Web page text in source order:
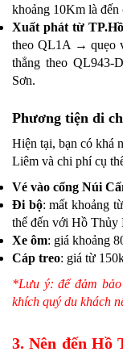
khoảng 10Km là đến
Xuất phát từ
theo QL1A → quẹo
thẳng theo
Sơn.
Phương tiện di
Hiện tại, bạn có khá
Liêm và chi phí cụ
Vé vào cổng Núi
Đi bộ: mất khoảng
thể đến với Hồ Thủy
Xe ôm: giá khoảng
Cáp treo: giá từ
*Lưu ý: để đảm bảo
khích quý du khách
3. Nên đến Hồ